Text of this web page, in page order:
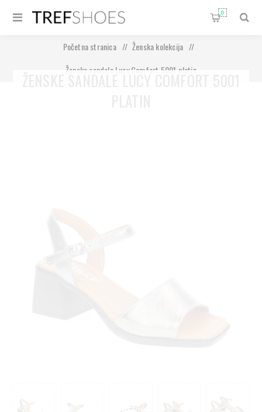
0
Početna stranica / Ženska kolekcija
/
Ženske sandale Lucy Comfort 5001 platin